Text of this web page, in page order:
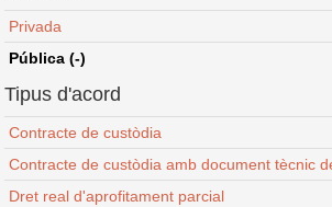
Privada
Pública (-)
Tipus d'acord
Contracte de custòdia
Contracte de custòdia amb document tècnic
Dret real d'aprofitament parcial